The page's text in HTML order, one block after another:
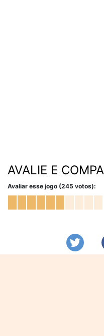
AVALIE E
Avaliar esse jogo (245 votos):